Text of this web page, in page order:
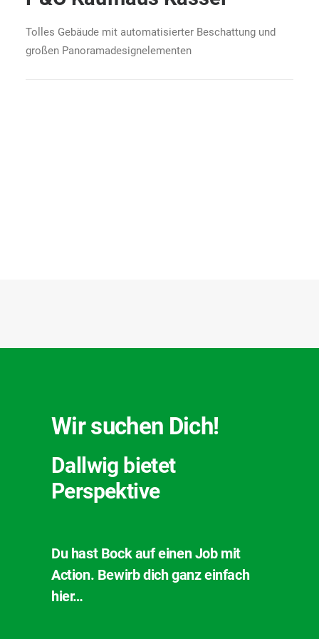
Tolles Gebäude mit automatisierter Beschattung und
großen Panoramadesignelementen
Wir suchen Dich!
Dallwig bietet
Perspektive
Du hast Bock auf einen Job mit
Action. Bewirb dich ganz einfach
hier…